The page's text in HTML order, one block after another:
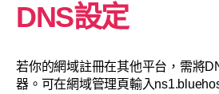
DNS設定
若你的網域註冊在其他平台，需將
器。可在網域管理頁輸入